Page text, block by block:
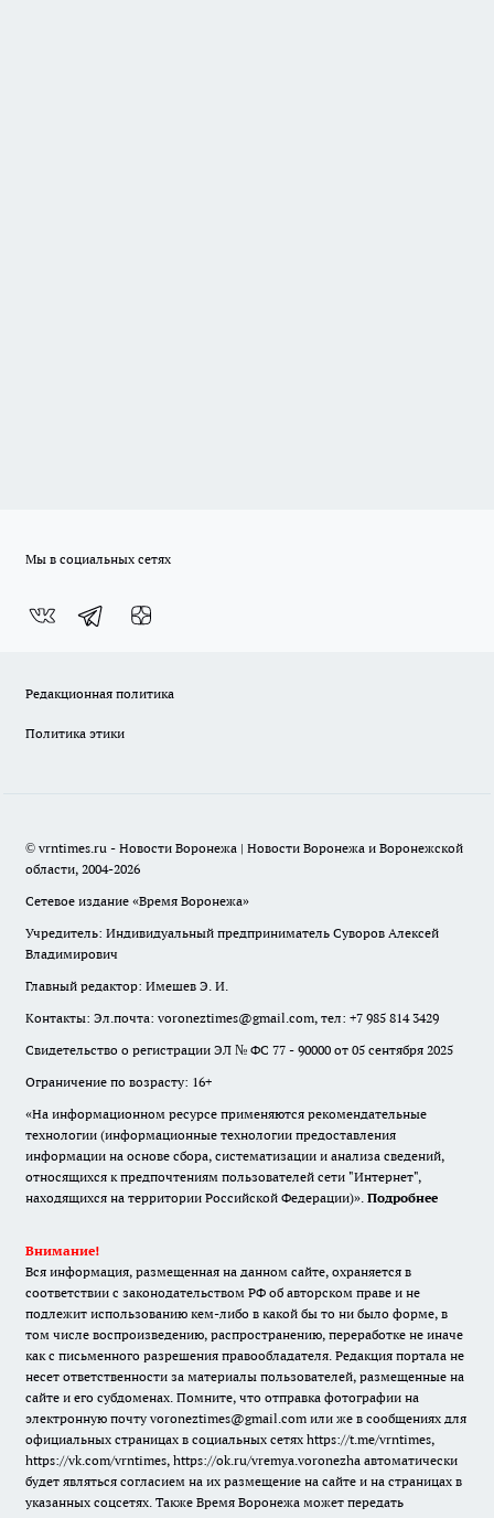
Мы в социальных сетях
Редакционная политика
Политика этики
© vrntimes.ru - Новости Воронежа | Новости Воронежа и Воронежской
области, 2004-2026
Сетевое издание «Время Воронежа»
Учредитель: Индивидуальный предприниматель Суворов Алексей
Владимирович
Главный редактор: Имешев Э. И.
Контакты: Эл.почта: voroneztimes@gmail.com, тел: +7 985 814 3429
Свидетельство о регистрации ЭЛ № ФС 77 - 90000 от 05 сентября 2025
Ограничение по возрасту: 16+
«На информационном ресурсе применяются рекомендательные
технологии (информационные технологии предоставления
информации на основе сбора, систематизации и анализа сведений,
относящихся к предпочтениям пользователей сети "Интернет",
находящихся на территории Российской Федерации)». Подробнее
Внимание!
Вся информация, размещенная на данном сайте, охраняется в
соответствии с законодательством РФ об авторском праве и не
подлежит использованию кем-либо в какой бы то ни было форме, в
том числе воспроизведению, распространению, переработке не иначе
как с письменного разрешения правообладателя. Редакция портала не
несет ответственности за материалы пользователей, размещенные на
сайте и его субдоменах. Помните, что отправка фотографии на
электронную почту voroneztimes@gmail.com или же в сообщениях для
официальных страницах в социальных сетях https://t.me/vrntimes,
https://vk.com/vrntimes, https://ok.ru/vremya.voronezha автоматически
будет являться согласием на их размещение на сайте и на страницах в
указанных соцсетях. Также Время Воронежа может передать